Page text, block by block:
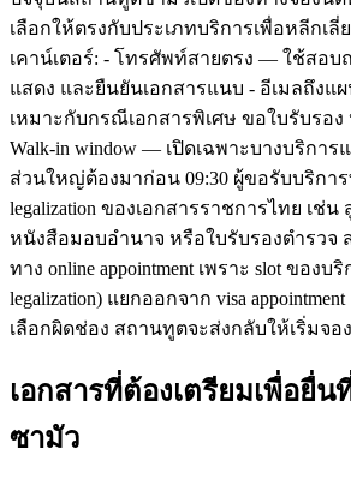
เลือกให้ตรงกับประเภทบริการเพื่อหลีกเลี่
เคาน์เตอร์: - โทรศัพท์สายตรง — ใช้สอบ
แสดง และยืนยันเอกสารแนบ - อีเมลถึงแ
เหมาะกับกรณีเอกสารพิเศษ ขอใบรับรอง ห
Walk-in window — เปิดเฉพาะบางบริกา
ส่วนใหญ่ต้องมาก่อน 09:30 ผู้ขอรับบริกา
legalization ของเอกสารราชการไทย เช่
หนังสือมอบอำนาจ หรือใบรับรองตำรวจ
ทาง online appointment เพราะ slot ของบ
legalization) แยกออกจาก visa
เลือกผิดช่อง สถานทูตจะส่งกลับให้เริ่มจ
เอกสารที่ต้องเตรียมเพื่อยื่
ซามัว